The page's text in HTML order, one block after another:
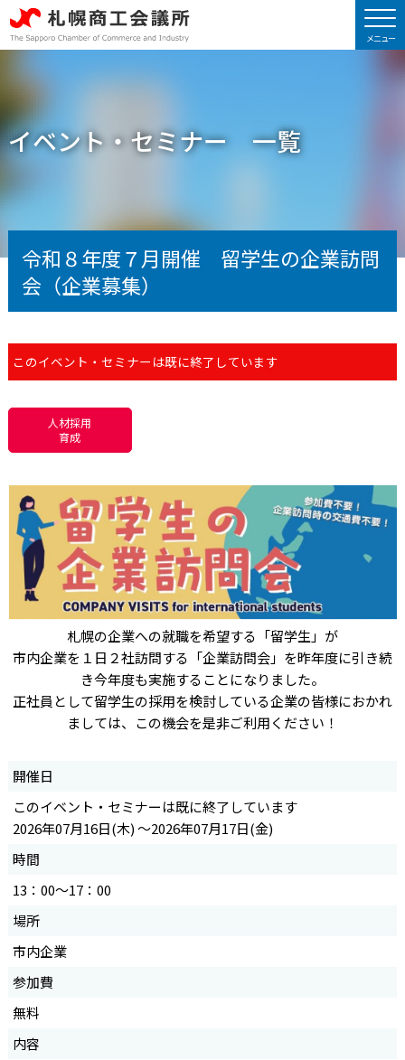
イベント・セミナー 一覧
令和８年度７月開催 留学生の企業訪問
会（企業募集）
このイベント・セミナーは既に終了しています
人材採用
育成
札幌の企業への就職を希望する「留学生」が
市内企業を１日２社訪問する「企業訪問会」を昨年度に引き続
き今年度も実施することになりました。
正社員として留学生の採用を検討している企業の皆様におかれ
ましては、この機会を是非ご利用ください！
開催日
このイベント・セミナーは既に終了しています
2026年07月16日(木) ～2026年07月17日(金)
時間
13：00～17：00
場所
市内企業
参加費
無料
内容